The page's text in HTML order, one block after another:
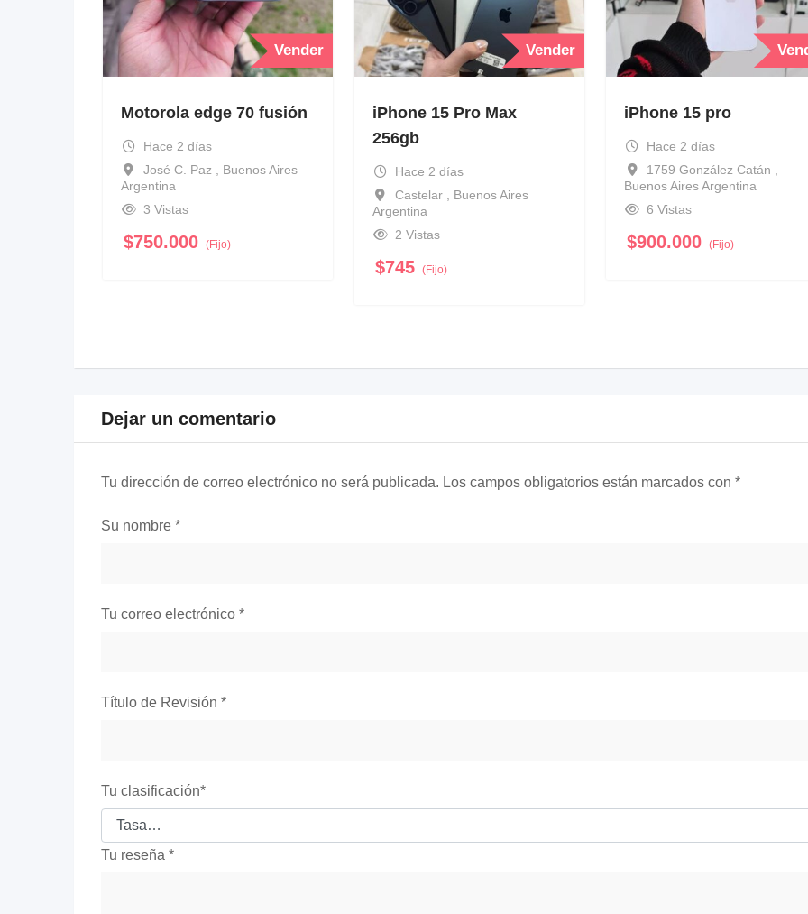
Vender
Motorola edge 70 fusión
Hace 2 días
José C. Paz , Buenos Aires
Argentina
3 Vistas
$750.000 (Fijo)
Vender
iPhone 15 Pro Max
256gb
Hace 2 días
Castelar , Buenos Aires
Argentina
2 Vistas
$745 (Fijo)
iPhone 15 pro
Hace 2 días
1759 González Catán ,
Buenos Aires Argentina
6 Vistas
$900.000 (Fijo)
Dejar un comentario
Tu dirección de correo electrónico no será publicada. Los campos obligatorios están marcados con *
Su nombre *
Tu correo electrónico *
Título de Revisión *
Tu clasificación*
Tu reseña *